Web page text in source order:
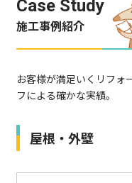
Case Study
施工事例紹介
お客様が満足いくリフォ
フによる確かな実績。
屋根・外壁